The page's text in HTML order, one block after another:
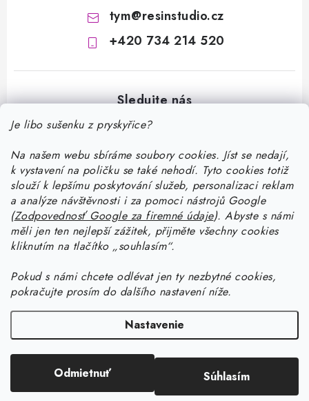
Je libo sušenku z pryskyřice?
Na našem webu sbíráme soubory cookies. Jíst se nedají,
k vystavení na poličku se také nehodí. Tyto cookies totiž
slouží k lepšímu poskytování služeb, personalizaci reklam
a analýze návštěvnosti i za pomoci nástrojů Google
(Zodpovednosť Google za firemné údaje). Abyste s námi
měli jen ten nejlepší zážitek, přijměte všechny cookies
kliknutím na tlačítko „souhlasím“.
Pokud s námi chcete odlévat jen ty nezbytné cookies,
pokračujte prosím do dalšího nastavení níže.
Nastavenie
Odmietnuť Súhlasím
tym@resinstudio.cz
+420 734 214 520
Informace pro vás
Doprava a platba
Stav objednávky
Sledujte nás
Ako pracovať so živicou
Začnite tvoriť so živicou: stiahnite si zadarmo e-book pre
začiatočníkov
Ako dlho tvrdne živica a ako urýchliť tvrdnutie živice?
Ako vybrať živicu — rádca na výber živice
Tabuľka s výpočtami hmotností živice
Návody na výrobky zo živice
Začnite tvoriť so živicou: stiahnite si zadarmo e-book pre
Ako vyrobiť šperk z UV živice s krčeným efektom
Ako vyrobiť svietnik z epoxidovej živice
Vytvoril Shoptet Premium
. Všetky práva vyhradené.Upraviť nastavenie